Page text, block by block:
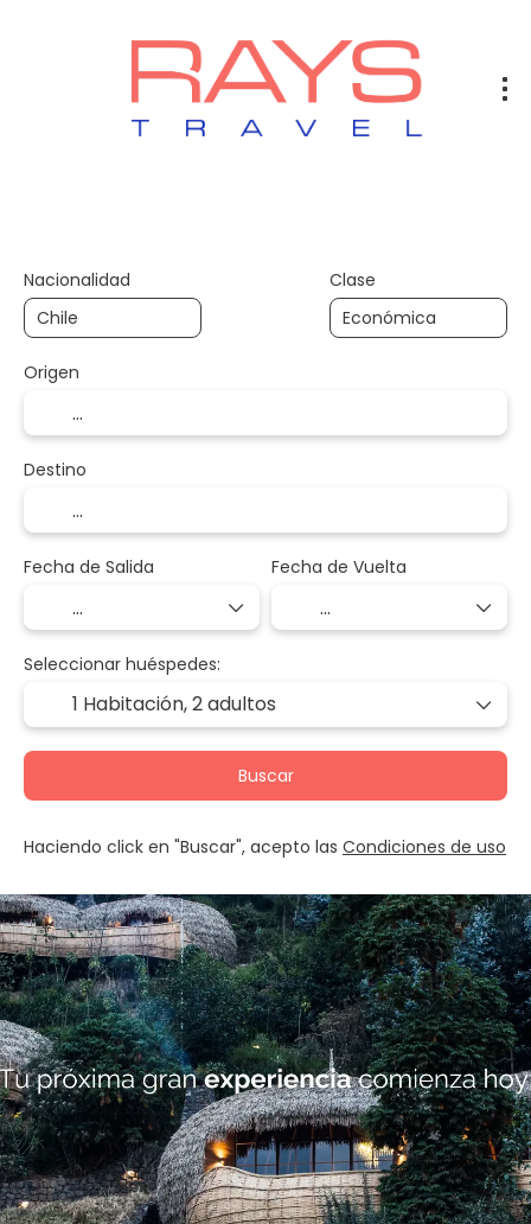
Nacionalidad Clase
Origen
Destino
Fecha de Salida Fecha de Vuelta
Seleccionar huéspedes:
1 Habitación,2 adultos
Buscar
Haciendo click en "Buscar", acepto las Condiciones de uso